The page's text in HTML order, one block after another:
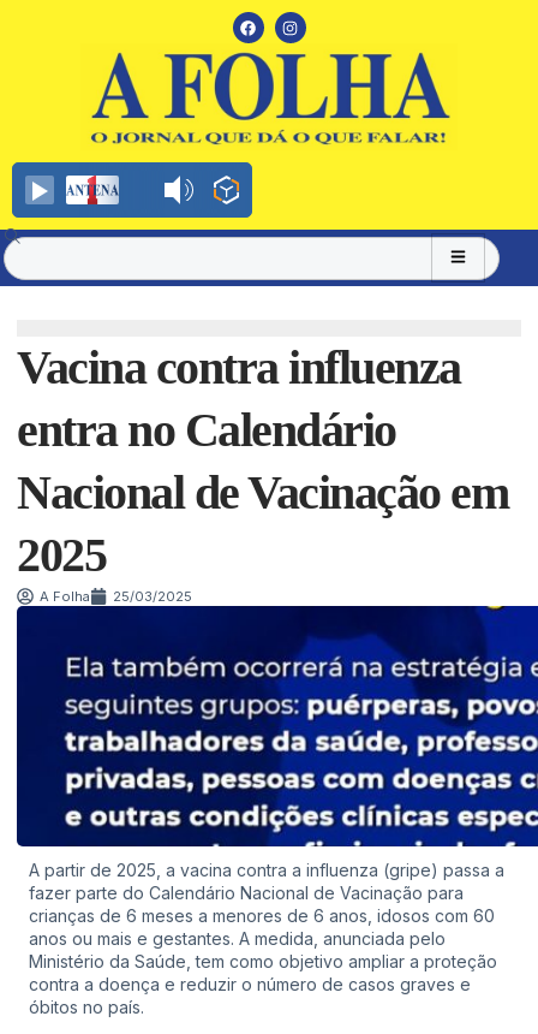
Vacina contra influenza
entra no Calendário
Nacional de Vacinação em
2025
A Folha 25/03/2025
A partir de 2025, a vacina contra a influenza (gripe) passa a
fazer parte do Calendário Nacional de Vacinação para
crianças de 6 meses a menores de 6 anos, idosos com 60
anos ou mais e gestantes. A medida, anunciada pelo
Ministério da Saúde, tem como objetivo ampliar a proteção
contra a doença e reduzir o número de casos graves e
óbitos no país.